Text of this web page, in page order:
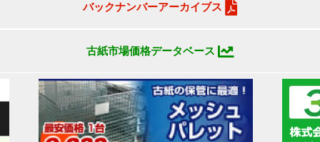
バックナンバーアーカイブス
古紙市場価格データベース